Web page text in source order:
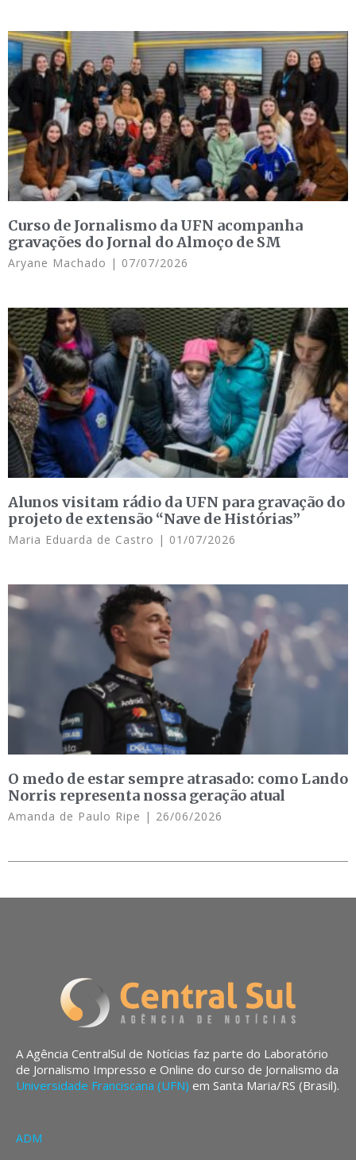
Curso de Jornalismo da UFN acompanha
gravações do Jornal do Almoço de SM
Aryane Machado 07/07/2026
Alunos visitam rádio da UFN para gravação do
projeto de extensão “Nave de Histórias”
Maria Eduarda de Castro 01/07/2026
O medo de estar sempre atrasado: como Lando
Norris representa nossa geração atual
Amanda de Paulo Ripe 26/06/2026
A Agência CentralSul de Notícias faz parte do Laboratório
de Jornalismo Impresso e Online do curso de Jornalismo da
Universidade Franciscana (UFN) em Santa Maria/RS (Brasil).
ADM